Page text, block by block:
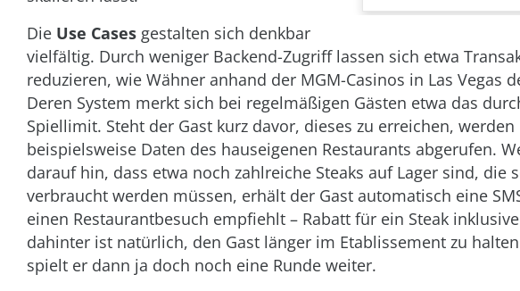
Die Use Cases gestalten sich denkbar
vielfältig. Durch weniger Backend-Zugriff lassen sich etwa
reduzieren, wie Wähner anhand der MGM-Casinos in Las Vegas
Deren System merkt sich bei regelmäßigen Gästen etwa das
Spiellimit. Steht der Gast kurz davor, dieses zu erreichen, werden
beispielsweise Daten des hauseigenen Restaurants abgerufen.
darauf hin, dass etwa noch zahlreiche Steaks auf Lager sind, die
verbraucht werden müssen, erhält der Gast automatisch eine
einen Restaurantbesuch empfiehlt – Rabatt für ein Steak
dahinter ist natürlich, den Gast länger im Etablissement zu
spielt er dann ja doch noch eine Runde weiter.